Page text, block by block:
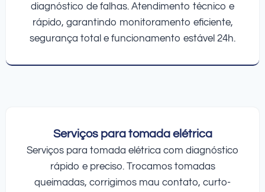
diagnóstico de falhas. Atendimento técnico e
rápido, garantindo monitoramento eficiente,
segurança total e funcionamento estável 24h.
Serviços para tomada elétrica
Serviços para tomada elétrica com diagnóstico
rápido e preciso. Trocamos tomadas
queimadas, corrigimos mau contato, curto-